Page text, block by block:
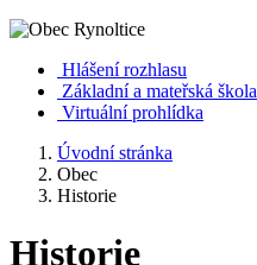
Hlášení rozhlasu
Základní a mateřská škola
Virtuální prohlídka
Úvodní stránka
Obec
Historie
Historie